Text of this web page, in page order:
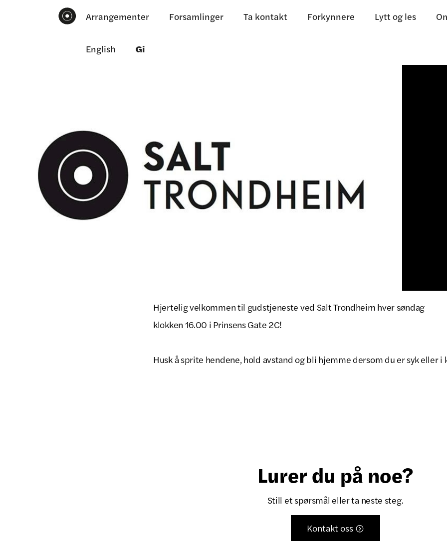
Arrangementer Forsamlinger Ta kontakt Forkynnere Lytt og les
English Gi
Hjertelig velkommen til gudstjeneste ved Salt Trondheim hver søndag
klokken 16.00 i Prinsens Gate 2C!
Husk å sprite hendene, hold avstand og bli hjemme dersom du er syk eller i
Lurer du på noe?
Still et spørsmål eller ta neste steg.
Kontakt oss 